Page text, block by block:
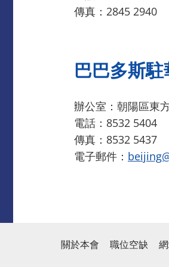
傳真：2845 2940
巴巴多斯
辦公室：朝陽區東
電話：8532 5404
傳真：8532 5437
電子郵件：
關於本會 職位空缺